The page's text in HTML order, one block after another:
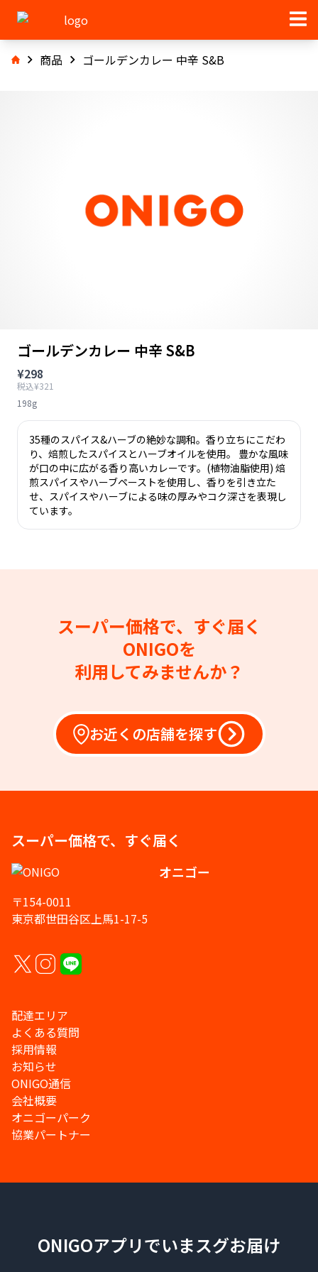
商品 ゴールデンカレー 中辛 S&B
ゴールデンカレー 中辛 S&B
¥298
税込¥321
198g
35種のスパイス&ハーブの絶妙な調和。香り立ちにこだわ
り、焙煎したスパイスとハーブオイルを使用。 豊かな風味
が口の中に広がる香り高いカレーです。(植物油脂使用) 焙
煎スパイスやハーブペーストを使用し、香りを引き立た
せ、スパイスやハーブによる味の厚みやコク深さを表現し
ています。
スーパー価格で、すぐ届く
ONIGOを
利用してみませんか？
お近くの店舗を探す
スーパー価格で、すぐ届く
オニゴー
〒154-0011
東京都世田谷区上馬1-17-5
配達エリア
よくある質問
採用情報
お知らせ
ONIGO通信
会社概要
オニゴーパーク
協業パートナー
ONIGOアプリでいまスグお届け